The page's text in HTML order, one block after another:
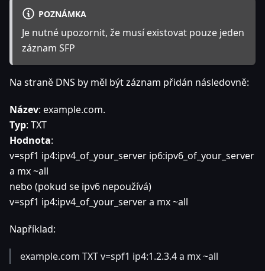
POZNÁMKA
Je nutné upozornit, že musí existovat pouze jeden
záznam SFP
Na straně DNS by měl být záznam přidán následovně:
Název: example.com.
Typ: TXT
Hodnota:
v=spf1 ip4:ipv4_of_your_server ip6:ipv6_of_your_server
a mx ~all
nebo (pokud se ipv6 nepoužívá)
v=spf1 ip4:ipv4_of_your_servera mx ~all
Například:
example.com TXT v=spf1 ip4:1.2.3.4 a mx ~all